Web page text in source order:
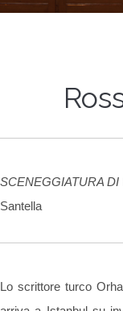
SCENEGGIATURA DI
Santella
Lo scrittore turco